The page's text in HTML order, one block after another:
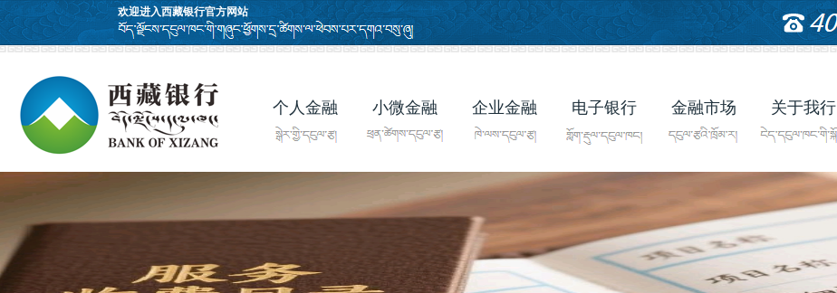
欢迎进入西藏银行官方网站
个人金融 小微金融 企业金融 电子银行 金融市场 关于我行